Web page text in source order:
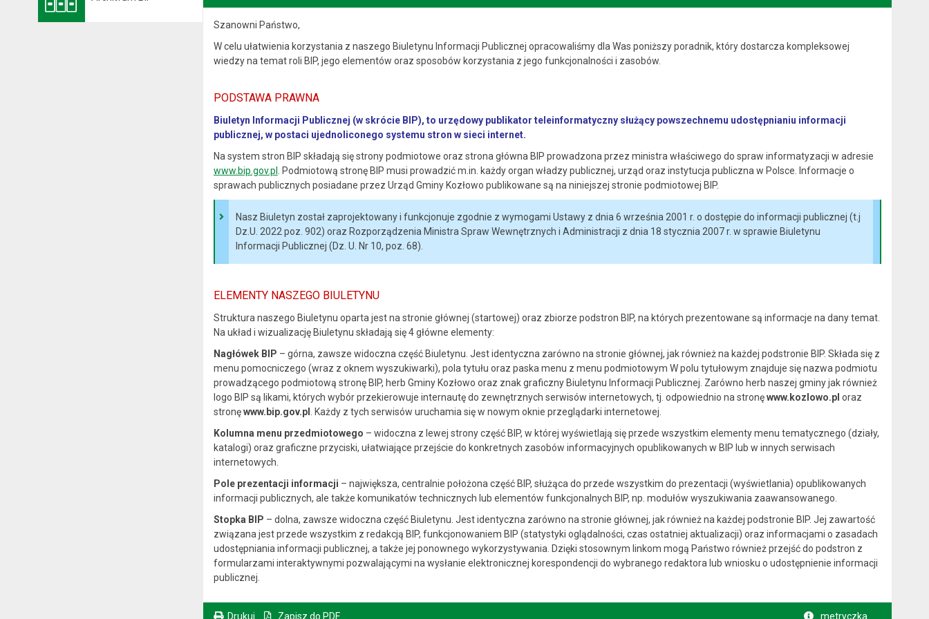
Szanowni Państwo,
W celu ułatwienia korzystania z naszego Biuletynu Informacji Publicznej opracowaliśmy dla Was poniższy poradnik, który dostarcza kompleksowej
wiedzy na temat roli BIP, jego elementów oraz sposobów korzystania z jego funkcjonalności i zasobów.
PODSTAWA PRAWNA
Biuletyn Informacji Publicznej (w skrócie BIP), to urzędowy publikator teleinformatyczny służący powszechnemu udostępnianiu informacji
publicznej, w postaci ujednoliconego systemu stron w sieci internet.
Na system stron BIP składają się strony podmiotowe oraz strona główna BIP prowadzona przez ministra właściwego do spraw informatyzacji w adresie
www.bip.gov.pl
. Podmiotową stronę BIP musi prowadzić m.in. każdy organ władzy publicznej, urząd oraz instytucja publiczna w Polsce. Informacje o
sprawach publicznych posiadane przez Urząd Gminy Kozłowo publikowane są na niniejszej stronie podmiotowej BIP.
Nasz Biuletyn został zaprojektowany i funkcjonuje zgodnie z wymogami Ustawy z dnia 6 września 2001 r. o dostępie do informacji publicznej (t.j
Dz.U. 2022 poz. 902) oraz Rozporządzenia Ministra Spraw Wewnętrznych i Administracji z dnia 18 stycznia 2007 r. w sprawie Biuletynu
Informacji Publicznej (Dz. U. Nr 10, poz. 68).
ELEMENTY NASZEGO BIULETYNU
Struktura naszego Biuletynu oparta jest na stronie głównej (startowej) oraz zbiorze podstron BIP, na których prezentowane są informacje na dany temat.
Na układ i wizualizację Biuletynu składają się 4 główne elementy:
Nagłówek BIP – górna, zawsze widoczna część Biuletynu. Jest identyczna zarówno na stronie głównej, jak również na każdej podstronie BIP. Składa się z
menu pomocniczego (wraz z oknem wyszukiwarki), pola tytułu oraz paska menu z menu podmiotowym W polu tytułowym znajduje się nazwa podmiotu
prowadzącego podmiotową stronę BIP, herb Gminy Kozłowo oraz znak graficzny Biuletynu Informacji Publicznej. Zarówno herb naszej gminy jak również
logo BIP są likami, których wybór przekierowuje internautę do zewnętrznych serwisów internetowych, tj. odpowiednio na stronęwww.kozlowo.pl oraz
stronęwww.bip.gov.pl
. Każdy z tych serwisów uruchamia się w nowym oknie przeglądarki internetowej.
Kolumna menu przedmiotowego – widoczna z lewej strony część BIP, w której wyświetlają się przede wszystkim elementy menu tematycznego (działy,
katalogi) oraz graficzne przyciski, ułatwiające przejście do konkretnych zasobów informacyjnych opublikowanych w BIP lub w innych serwisach
internetowych.
Pole prezentacji informacji – największa, centralnie położona część BIP, służąca do przede wszystkim do prezentacji (wyświetlania) opublikowanych
informacji publicznych, ale także komunikatów technicznych lub elementów funkcjonalnych BIP, np. modułów wyszukiwania zaawansowanego.
Stopka BIP – dolna, zawsze widoczna część Biuletynu. Jest identyczna zarówno na stronie głównej, jak również na każdej podstronie BIP. Jej zawartość
związana jest przede wszystkim z redakcją BIP, funkcjonowaniem BIP (statystyki oglądalności, czas ostatniej aktualizacji) oraz informacjami o zasadach
udostępniania informacji publicznej, a także jej ponownego wykorzystywania. Dzięki stosownym linkom mogą Państwo również przejść do podstron z
formularzami interaktywnymi pozwalającymi na wysłanie elektronicznej korespondencji do wybranego redaktora lub wniosku o udostępnienie informacji
publicznej.
Drukuj Zapisz do PDF metryczka